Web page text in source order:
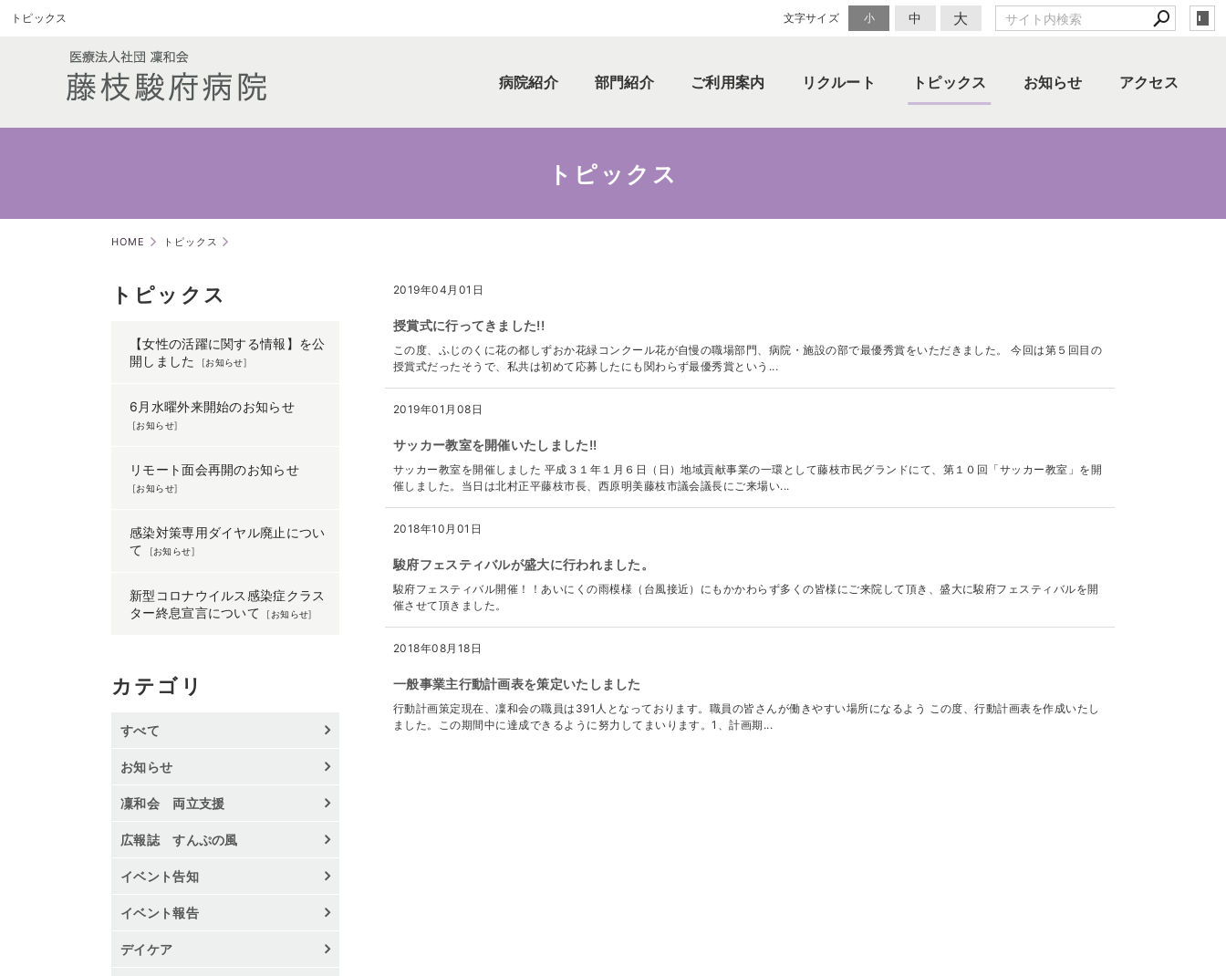
トピックス 文字サイズ 小 中 大
病院紹介 部門紹介 ご利用案内 リクルート トピックス お知らせ アクセス
トピックス
HOME トピックス
2019年04月01日
授賞式に行ってきました!!
この度、ふじのくに花の都しずおか花緑コンクール花が自慢の職場部門、病院・施設の部で最優秀賞をいただきました。 今回は第５回目の
授賞式だったそうで、私共は初めて応募したにも関わらず最優秀賞という...
2019年01月08日
サッカー教室を開催いたしました!!
サッカー教室を開催しました 平成３１年１月６日（日）地域貢献事業の一環として藤枝市民グランドにて、第１０回「サッカー教室」を開
催しました。当日は北村正平藤枝市長、西原明美藤枝市議会議長にご来場い...
2018年10月01日
駿府フェスティバルが盛大に行われました。
駿府フェスティバル開催！！あいにくの雨模様（台風接近）にもかかわらず多くの皆様にご来院して頂き、盛大に駿府フェスティバルを開
催させて頂きました。
2018年08月18日
一般事業主行動計画表を策定いたしました
行動計画策定現在、凜和会の職員は391人となっております。職員の皆さんが働きやすい場所になるよう この度、行動計画表を作成いたし
ました。この期間中に達成できるように努力してまいります。1、計画期...
トピックス
【女性の活躍に関する情報】を公
開しました
[お知らせ]
6月水曜外来開始のお知らせ
[お知らせ]
リモート面会再開のお知らせ
[お知らせ]
感染対策専用ダイヤル廃止につい
て
[お知らせ]
新型コロナウイルス感染症クラス
ター終息宣言について
[お知らせ]
カテゴリ
すべて
お知らせ
凜和会 両立支援
広報誌 すんぷの風
イベント告知
イベント報告
デイケア